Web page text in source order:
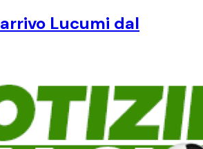
Lucumi dal